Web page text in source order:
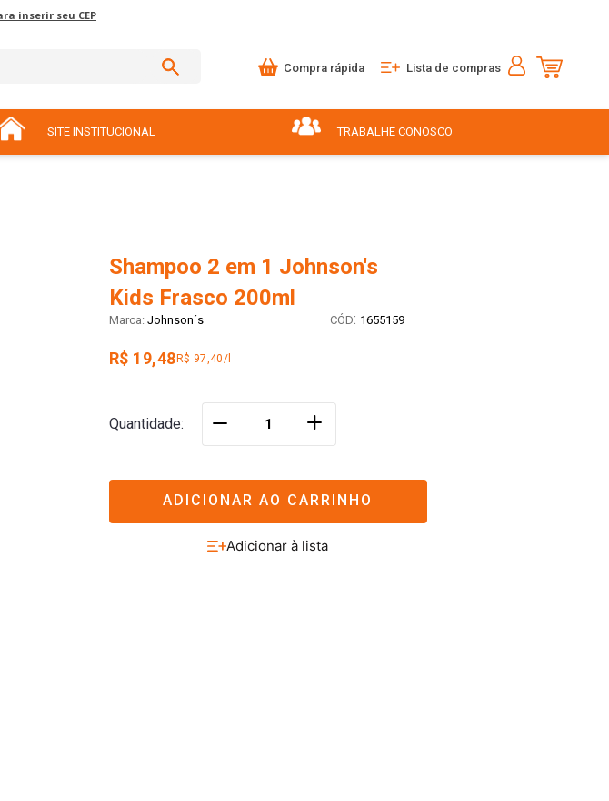
inserir seu CEP
Compra rápida Lista de compras
SITE INSTITUCIONAL TRABALHE CONOSCO
Shampoo 2 em 1 Johnson's
Kids Frasco 200ml
Johnson´s : 1655159
R$ 19,48R$ 97,40/l
Quantidade ＋
ADICIONAR AO CARRINHO